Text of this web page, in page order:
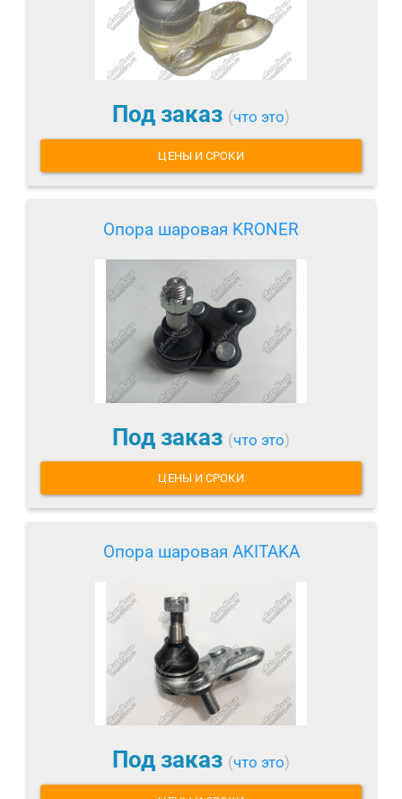
Под заказ (что это)
ЦЕНЫ И СРОКИ
Опора шаровая KRONER
Под заказ (что это)
ЦЕНЫ И СРОКИ
Опора шаровая AKITAKA
Под заказ (что это)